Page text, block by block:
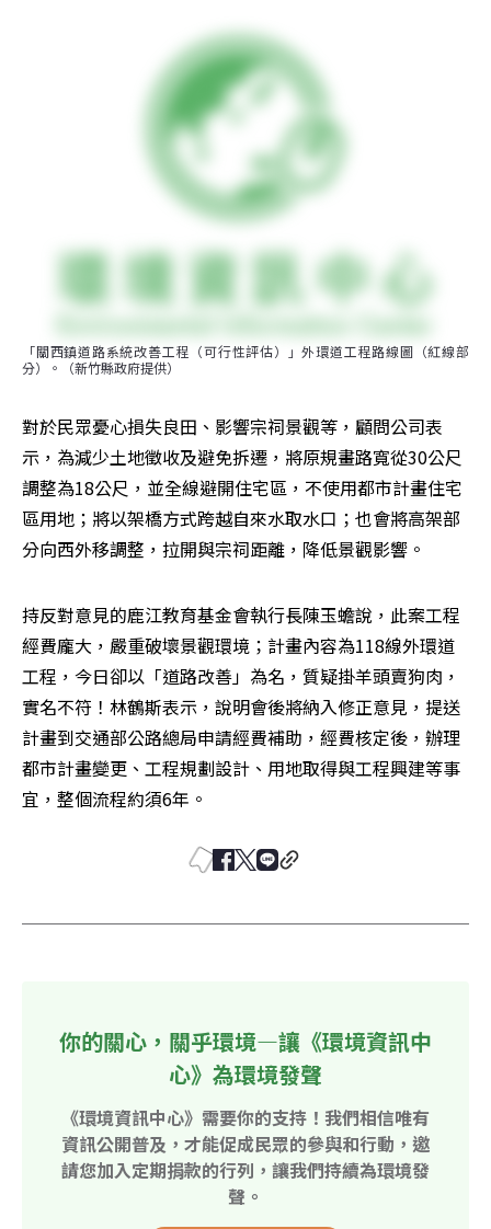
「關西鎮道路系統改善工程（可行性評估）」外環道工程路線圖（紅線部
分）。（新竹縣政府提供）
對於民眾憂心損失良田、影響宗祠景觀等，顧問公司表
示，為減少土地徵收及避免拆遷，將原規畫路寬從30公尺
調整為18公尺，並全線避開住宅區，不使用都市計畫住宅
區用地；將以架橋方式跨越自來水取水口；也會將高架部
分向西外移調整，拉開與宗祠距離，降低景觀影響。
持反對意見的鹿江教育基金會執行長陳玉蟾說，此案工程
經費龐大，嚴重破壞景觀環境；計畫內容為118線外環道
工程，今日卻以「道路改善」為名，質疑掛羊頭賣狗肉，
實名不符！林鶴斯表示，說明會後將納入修正意見，提送
計畫到交通部公路總局申請經費補助，經費核定後，辦理
都市計畫變更、工程規劃設計、用地取得與工程興建等事
宜，整個流程約須6年。
你的關心，關乎環境—讓《環境資訊中
心》為環境發聲
《環境資訊中心》需要你的支持！我們相信唯有
資訊公開普及，才能促成民眾的參與和行動，邀
請您加入定期捐款的行列，讓我們持續為環境發
聲。